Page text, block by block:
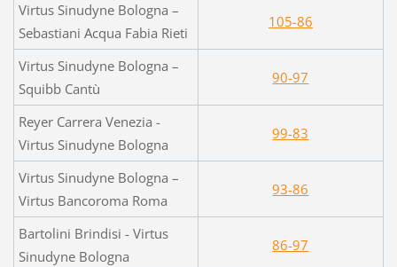
Virtus Sinudyne Bologna –
Sebastiani Acqua Fabia Rieti
105-86
Virtus Sinudyne Bologna –
Squibb Cantù
90-97
Reyer Carrera Venezia -
Virtus Sinudyne Bologna
99-83
Virtus Sinudyne Bologna –
Virtus Bancoroma Roma
93-86
Bartolini Brindisi - Virtus
Sinudyne Bologna
86-97